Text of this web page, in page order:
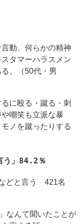
動、何らかの精神
タマーハラスメン
。（50代・男
に殴る・蹴る・刺
嘲笑も立派な暴
ノを蹴ったりする
う」84.2％
どと言う 421名
なんて聞いたことが